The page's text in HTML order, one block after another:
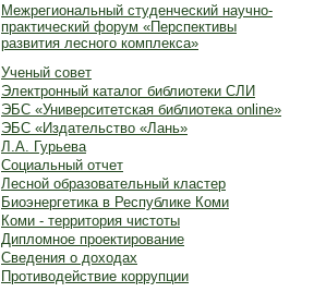
Межрегиональный студенческий научно-
практический форум «Перспективы
развития лесного комплекса»
Ученый совет
Электронный каталог библиотеки СЛИ
ЭБС «Университетская библиотека online»
ЭБС «Издательство «Лань»
Л.А. Гурьева
Социальный отчет
Лесной образовательный кластер
Биоэнергетика в Республике Коми
Коми - территория чистоты
Дипломное проектирование
Сведения о доходах
Противодействие коррупции